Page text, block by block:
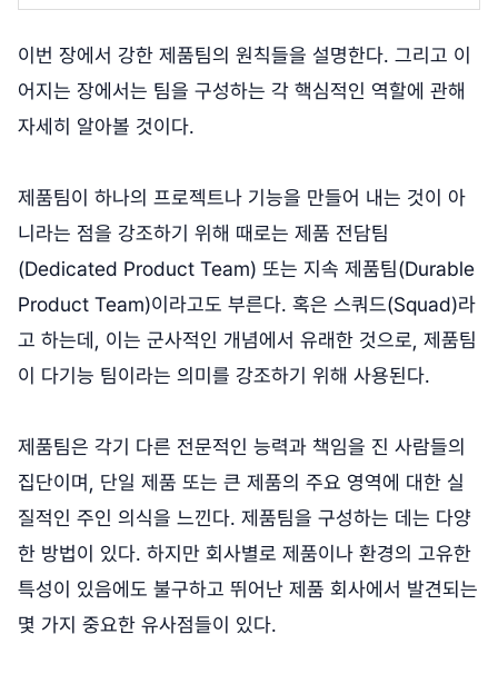
이번 장에서 강한 제품팀의 원칙들을 설명한다. 그리고 이
어지는 장에서는 팀을 구성하는 각 핵심적인 역할에 관해
자세히 알아볼 것이다.
제품팀이 하나의 프로젝트나 기능을 만들어 내는 것이 아
니라는 점을 강조하기 위해 때로는 제품 전담팀
(Dedicated Product Team) 또는 지속 제품팀(Durable
Product Team)이라고도 부른다. 혹은 스쿼드(Squad)라
고 하는데, 이는 군사적인 개념에서 유래한 것으로, 제품팀
이 다기능 팀이라는 의미를 강조하기 위해 사용된다.
제품팀은 각기 다른 전문적인 능력과 책임을 진 사람들의
집단이며, 단일 제품 또는 큰 제품의 주요 영역에 대한 실
질적인 주인 의식을 느낀다. 제품팀을 구성하는 데는 다양
한 방법이 있다. 하지만 회사별로 제품이나 환경의 고유한
특성이 있음에도 불구하고 뛰어난 제품 회사에서 발견되는
몇 가지 중요한 유사점들이 있다.